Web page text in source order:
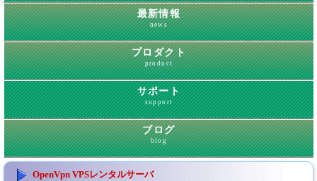
最新情報
news
プロダクト
product
サポート
support
ブログ
blog
OpenVpn VPSレンタルサーバ